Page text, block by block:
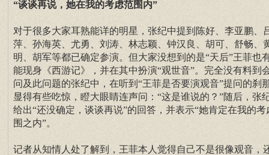
“谈谈再说，她在我的考虑范围内”
对于很多大家耳熟能详的明星，张纪中提到陈好、李亚鹏、
萍、孙海英、尤勇、刘涛、林志颖、钟汉良、胡可、舒畅、
明、胡军等都已确定参演。但大家没想到的是“天后”王菲也
能现身《西游记》，并在其中扮演“观世音”。完全没有料到
问及此问题的张纪中，在听到“王菲是否要演观音”提问的刹
显得有些吃惊，瞪大眼睛连声问：“这是谁说的？”随后，张
给出“还没确定，谈谈再说”的回答，并表示“她肯定在我的考
围之内”。
记者从知情人处了解到，王菲本人觉得自己不是很像观音，